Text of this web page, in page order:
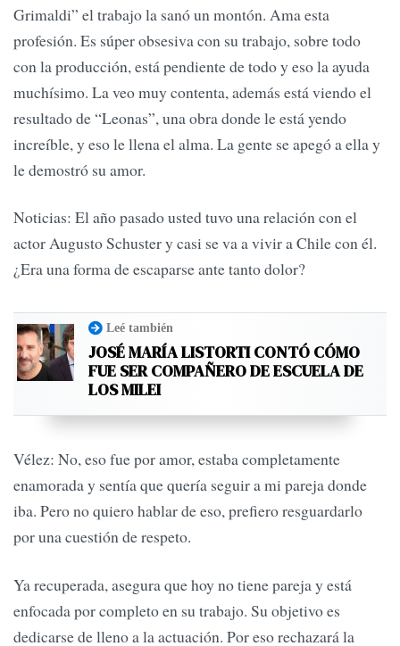
Grimaldi” el trabajo la sanó un montón. Ama esta
profesión. Es súper obsesiva con su trabajo, sobre todo
con la producción, está pendiente de todo y eso la ayuda
muchísimo. La veo muy contenta, además está viendo el
resultado de “Leonas”, una obra donde le está yendo
increíble, y eso le llena el alma. La gente se apegó a ella y
le demostró su amor.
Noticias: El año pasado usted tuvo una relación con el
actor Augusto Schuster y casi se va a vivir a Chile con él.
¿Era una forma de escaparse ante tanto dolor?
Leé también
JOSÉ MARÍA LISTORTI CONTÓ CÓMO
FUE SER COMPAÑERO DE ESCUELA DE
LOS MILEI
Vélez: No, eso fue por amor, estaba completamente
enamorada y sentía que quería seguir a mi pareja donde
iba. Pero no quiero hablar de eso, prefiero resguardarlo
por una cuestión de respeto.
Ya recuperada, asegura que hoy no tiene pareja y está
enfocada por completo en su trabajo. Su objetivo es
dedicarse de lleno a la actuación. Por eso rechazará la